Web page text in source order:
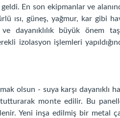
En son ekipmanlar ve
ısı, güneş, yağmur, kar gibi
dayanıklılık büyük önem
izolasyon işlemleri
olsun - suya karşı dayanıklı
monte edilir. Bu
Yeni inşa edilmiş bir metal